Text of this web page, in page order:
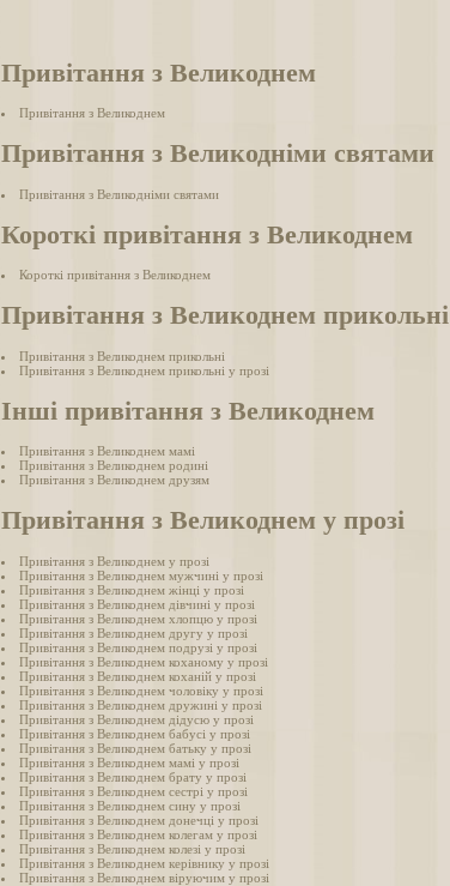
Привітання з Великоднем
Привітання з Великоднем
Привітання з Великодніми святами
Привітання з Великодніми святами
Короткі привітання з Великоднем
Короткі привітання з Великоднем
Привітання з Великоднем прикольні
Привітання з Великоднем прикольні
Привітання з Великоднем прикольні у прозі
Інші привітання з Великоднем
Привітання з Великоднем мамі
Привітання з Великоднем родині
Привітання з Великоднем друзям
Привітання з Великоднем у прозі
Привітання з Великоднем у прозі
Привітання з Великоднем мужчині у прозі
Привітання з Великоднем жінці у прозі
Привітання з Великоднем дівчині у прозі
Привітання з Великоднем хлопцю у прозі
Привітання з Великоднем другу у прозі
Привітання з Великоднем подрузі у прозі
Привітання з Великоднем коханому у прозі
Привітання з Великоднем коханій у прозі
Привітання з Великоднем чоловіку у прозі
Привітання з Великоднем дружині у прозі
Привітання з Великоднем дідусю у прозі
Привітання з Великоднем бабусі у прозі
Привітання з Великоднем батьку у прозі
Привітання з Великоднем мамі у прозі
Привітання з Великоднем брату у прозі
Привітання з Великоднем сестрі у прозі
Привітання з Великоднем сину у прозі
Привітання з Великоднем донечці у прозі
Привітання з Великоднем колегам у прозі
Привітання з Великоднем колезі у прозі
Привітання з Великоднем керівнику у прозі
Привітання з Великоднем віруючим у прозі